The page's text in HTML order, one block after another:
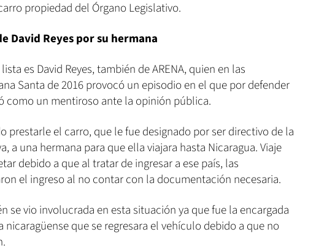
propiedad del Órgano Legislativo.
David Reyes por su hermana
es David Reyes, también de ARENA, quien en las
Santa de 2016 provocó un episodio en el que por defender
como un mentiroso ante la opinión pública.
prestarle el carro, que le fue designado por ser directivo de la
a una hermana para que ella viajara hasta Nicaragua. Viaje
debido a que al tratar de ingresar a ese país, las
el ingreso al no contar con la documentación necesaria.
se vio involucrada en esta situación ya que fue la encargada
nicaragüense que se regresara el vehículo debido a que no